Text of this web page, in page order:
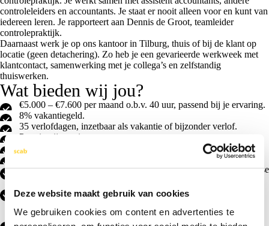
Deze website maakt gebruik van cookies
We gebruiken cookies om content en advertenties te
controleleiders en accountants. Je staat er nooit alleen voor en kunt van
iedereen leren. Je rapporteert aan Dennis de Groot, teamleider
controlepraktijk.
Daarnaast werk je op ons kantoor in Tilburg, thuis of bij de klant op
locatie (geen detachering). Zo heb je een gevarieerde werkweek met
klantcontact, samenwerking met je collega’s en zelfstandig
thuiswerken.
Wat bieden wij jou?
€5.000 – €7.600 per maand o.b.v. 40 uur, passend bij je ervaring.
8% vakantiegeld.
35 verlofdagen, inzetbaar als vakantie of bijzonder verlof.
Premievrij pensioen.
Een elektrische leaseauto.
Je start met een jaarcontract, met de intentie om dit bij wederzijdse
Flexibele werktijden: we vertrouwen erop dat jij je werkdag
efficiënt indeelt. Een goede balans tussen werk en privé vinden
we vanzelfsprekend.
Mogelijkheid om deels thuis te werken via onze